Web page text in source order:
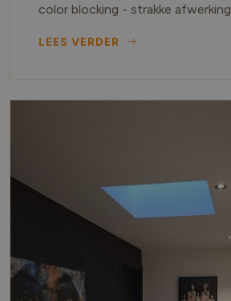
color blocking - strakke afwerking
LEES VERDER